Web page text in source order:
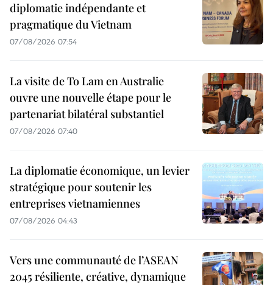
diplomatie indépendante et
pragmatique du Vietnam
07/08/2026 07:54
La visite de To Lam en Australie
ouvre une nouvelle étape pour le
partenariat bilatéral substantiel
07/08/2026 07:40
La diplomatie économique, un levier
stratégique pour soutenir les
entreprises vietnamiennes
07/08/2026 04:43
Vers une communauté de l’ASEAN
2045 résiliente, créative, dynamique